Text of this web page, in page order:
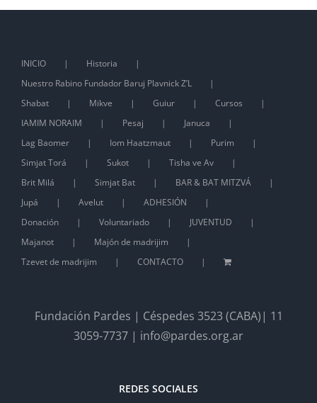
INICIO
Historia
Nuestro Rabino Fundador Baruj Plavnick Z’L
Shabat
Mikve Guiur
Cursos
IAMIM NORAIM
Pesaj
Januca
Lag Baomer
Iom Haatzmaut
Purim
Simjat Torá
Sukot
Tisha ve Av
Brit Milá
Simjat Bat
BAR & BAT MITZVÁ
Jupá
Avelut
ADHESIÓN
Donación
Voluntariado
JUVENTUD
Majanot
Majón de madrijim
Tzevet de madrijim
CONTACTO
Fundación Pardes | Céspedes 3523 (CABA)| 11
3059-7737 | info@pardes.org.ar
REDES SOCIALES